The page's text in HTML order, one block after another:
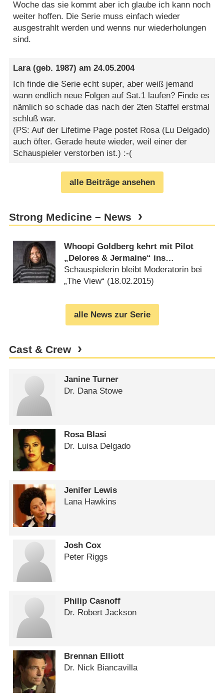
Woche das sie kommt aber ich glaube ich kann noch
weiter hoffen. Die Serie muss einfach wieder
ausgestrahlt werden und wenns nur wiederholungen
sind.
Lara(geb. 1987) am24.05.2004
Ich finde die Serie echt super, aber weiß jemand
wann endlich neue Folgen auf Sat.1 laufen? Finde es
nämlich so schade das nach der 2ten Staffel erstmal
schluß war.
(PS: Auf der Lifetime Page postet Rosa (Lu Delgado)
auch öfter. Gerade heute wieder, weil einer der
Schauspieler verstorben ist.) :-(
alle Beiträge ansehen
Strong Medicine – News
Whoopi Goldberg kehrt mit Pilot
„Delores & Jermaine“ ins
Seriengeschäft zurück
Schauspielerin bleibt Moderatorin bei
„The View“ (18.02.2015)
alle News zur Serie
Cast & Crew
Janine Turner
Dr. Dana Stowe
Rosa Blasi
Dr. Luisa Delgado
Jenifer Lewis
Lana Hawkins
Josh Cox
Peter Riggs
Philip Casnoff
Dr. Robert Jackson
Brennan Elliott
Dr. Nick Biancavilla